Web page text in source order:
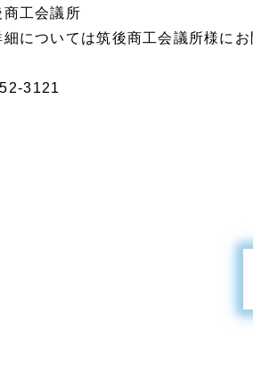
工会議所
については筑後商工会議所様に
3121